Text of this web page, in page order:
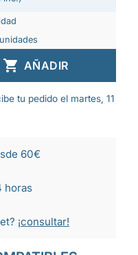
 AÑADIR
tu pedido el martes, 11
60€
horas
¡consultar!